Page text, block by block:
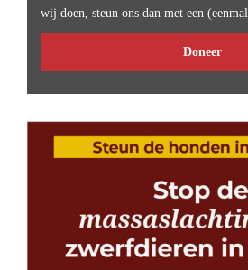
wij doen, steun ons dan met een
Doneer